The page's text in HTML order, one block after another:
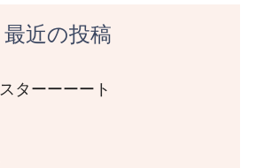
最近の投稿
ターーーート